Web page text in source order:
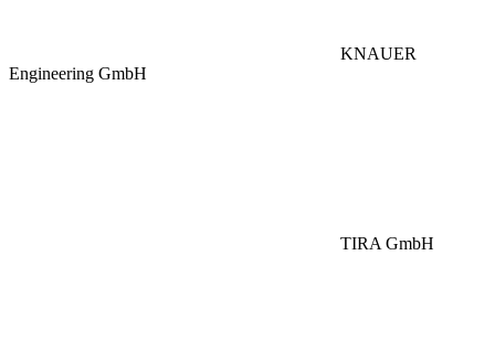
KNAUER
Engineering GmbH
TIRA GmbH